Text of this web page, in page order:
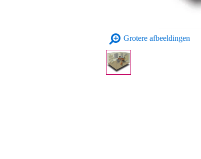
Grotere afbeeldingen